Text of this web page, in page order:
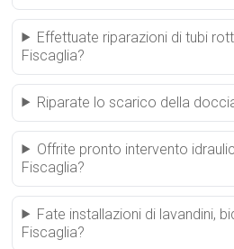
Effettuate riparazioni di tubi
Fiscaglia?
Riparate lo scarico della
Offrite pronto intervento
Fiscaglia?
Fate installazioni di lavandini,
Fiscaglia?